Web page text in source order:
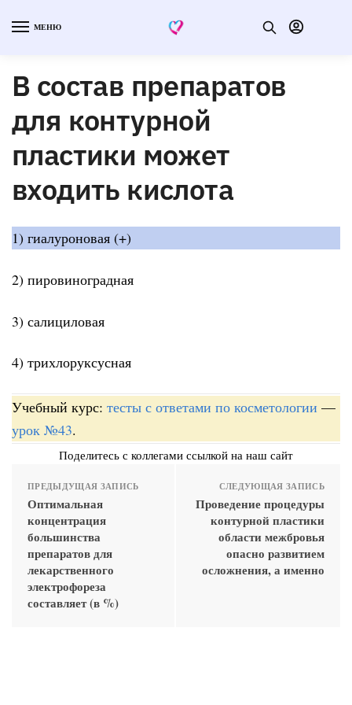
МЕНЮ
В состав препаратов
для контурной
пластики может
входить кислота
1) гиалуроновая (+)
2) пировиноградная
3) салициловая
4) трихлоруксусная
Учебный курс: тесты с ответами по косметологии —
урок №43.
Поделитесь с коллегами ссылкой на наш сайт
ПРЕДЫДУЩАЯ ЗАПИСЬ
Оптимальная
концентрация
большинства
препаратов для
лекарственного
электрофореза
составляет (в %)
СЛЕДУЮЩАЯ ЗАПИСЬ
Проведение процедуры
контурной пластики
области межбровья
опасно развитием
осложнения, а именно